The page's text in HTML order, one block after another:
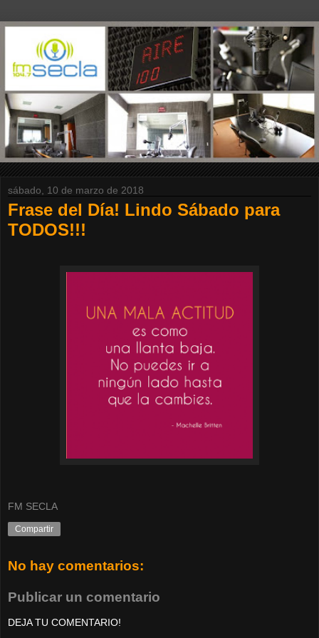
sábado, 10 de marzo de 2018
Frase del Día! Lindo Sábado para
TODOS!!!
FM SECLA
Compartir
No hay comentarios:
Publicar un comentario
DEJA TU COMENTARIO!